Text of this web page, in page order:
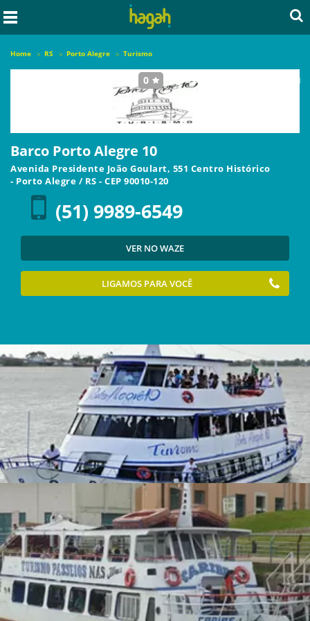
Home RS Porto Alegre Turismo
0 seja o primeiro a avaliar este local
Barco Porto Alegre 10
Avenida Presidente João Goulart, 551 Centro Histórico
- Porto Alegre / RS - CEP 90010-120
(51) 9989-6549
VER NO WAZE
LIGAMOS PARA VOCÊ